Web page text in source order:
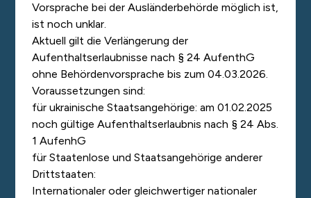
Vorsprache bei der Ausländerbehörde möglich ist,
ist noch unklar.
Aktuell gilt die Verlängerung der
Aufenthaltserlaubnisse nach § 24 AufenthG
ohne Behördenvorsprache bis zum 04.03.2026.
Voraussetzungen sind:
für ukrainische Staatsangehörige: am 01.02.2025
noch gültige Aufenthaltserlaubnis nach § 24 Abs.
1 AufenhG
für Staatenlose und Staatsangehörige anderer
Drittstaaten:
Internationaler oder gleichwertiger nationaler